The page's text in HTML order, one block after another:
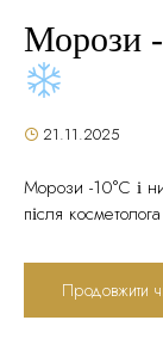
Морози -
21.11.2025
Морози -10°C і
після
взимку без
Грудень 2024 –
дерматолога
Продовжити